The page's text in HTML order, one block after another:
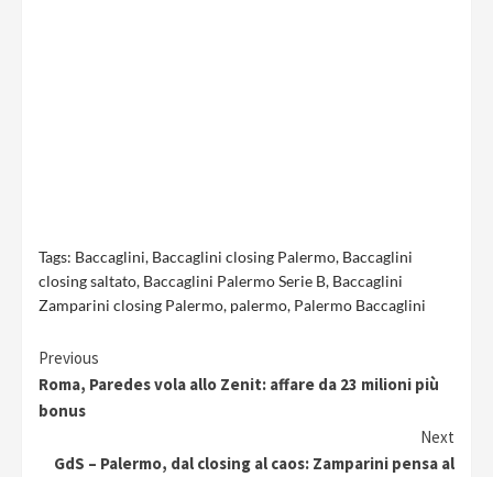
Tags: Baccaglini, Baccaglini closing Palermo, Baccaglini
closing saltato, Baccaglini Palermo Serie B, Baccaglini
Zamparini closing Palermo, palermo, Palermo Baccaglini
Continue
Reading
Previous
Roma, Paredes vola allo Zenit: affare da 23 milioni più
bonus
Next
GdS – Palermo, dal closing al caos: Zamparini pensa al